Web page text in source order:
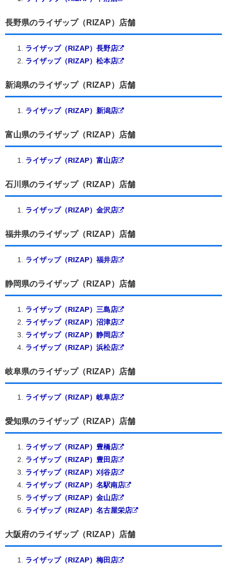
長野県のライザップ（RIZAP）店舗
ライザップ（RIZAP）長野店
ライザップ（RIZAP）松本店
新潟県のライザップ（RIZAP）店舗
ライザップ（RIZAP）新潟店
富山県のライザップ（RIZAP）店舗
ライザップ（RIZAP）富山店
石川県のライザップ（RIZAP）店舗
ライザップ（RIZAP）金沢店
福井県のライザップ（RIZAP）店舗
ライザップ（RIZAP）福井店
静岡県のライザップ（RIZAP）店舗
ライザップ（RIZAP）三島店
ライザップ（RIZAP）沼津店
ライザップ（RIZAP）静岡店
ライザップ（RIZAP）浜松店
岐阜県のライザップ（RIZAP）店舗
ライザップ（RIZAP）岐阜店
愛知県のライザップ（RIZAP）店舗
ライザップ（RIZAP）豊橋店
ライザップ（RIZAP）豊田店
ライザップ（RIZAP）刈谷店
ライザップ（RIZAP）名駅南店
ライザップ（RIZAP）金山店
ライザップ（RIZAP）名古屋栄店
大阪府のライザップ（RIZAP）店舗
ライザップ（RIZAP）梅田店